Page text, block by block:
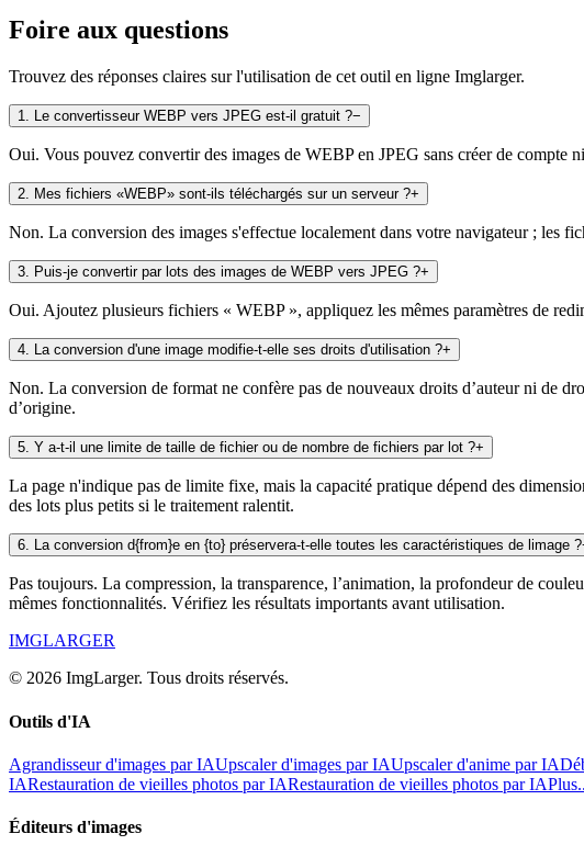
Foire aux questions
Trouvez des réponses claires sur l'utilisation de cet outil en ligne Imglarger.
1. Le convertisseur WEBP vers JPEG est-il gratuit ?−
Oui. Vous pouvez convertir des images de WEBP en JPEG sans créer de compte
2. Mes fichiers «WEBP» sont-ils téléchargés sur un serveur ?+
Non. La conversion des images s'effectue localement dans votre navigateur ; les
3. Puis-je convertir par lots des images de WEBP vers JPEG ?+
Oui. Ajoutez plusieurs fichiers « WEBP », appliquez les mêmes paramètres de
4. La conversion d'une image modifie-t-elle ses droits d'utilisation ?+
Non. La conversion de format ne confère pas de nouveaux droits d’auteur ni de
d’origine.
5. Y a-t-il une limite de taille de fichier ou de nombre de fichiers par lot ?+
La page n'indique pas de limite fixe, mais la capacité pratique dépend des
des lots plus petits si le traitement ralentit.
6. La conversion d{from}e en {to} préservera-t-elle toutes les caractéristiques de limage ?
Pas toujours. La compression, la transparence, l’animation, la profondeur de
mêmes fonctionnalités. Vérifiez les résultats importants avant utilisation.
IMGLARGER
© 2026 ImgLarger. Tous droits réservés.
Outils d'IA
Agrandisseur d'images par IAUpscaler d'images par IAUpscaler d'anime par IA
IARestauration de vieilles photos par IARestauration de vieilles photos par IA
Éditeurs d'images